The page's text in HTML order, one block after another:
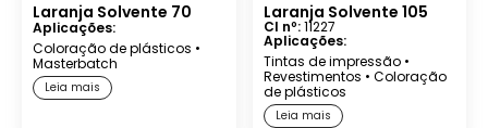
Laranja Solvente 70
Aplicações:
Coloração de plásticos •
Masterbatch
Leia mais
Laranja Solvente 105
CI nº:11227
Aplicações:
Tintas de impressão•
Revestimentos • Coloração
de plásticos
Leia mais